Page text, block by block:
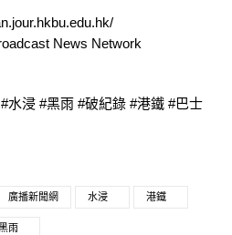
News Network
水浸 #黑雨 #破紀錄 #港鐵 #巴士
廣播新聞網 水浸 港鐵
雨